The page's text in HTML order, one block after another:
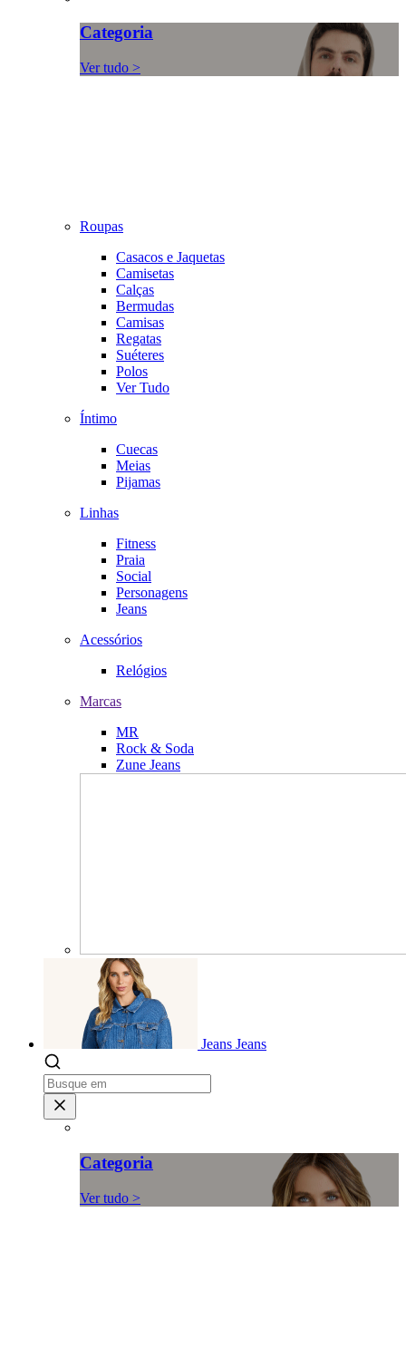
Categoria
Ver tudo >
Roupas
Casacos e Jaquetas
Camisetas
Calças
Bermudas
Camisas
Regatas
Suéteres
Polos
Ver Tudo
Íntimo
Cuecas
Meias
Pijamas
Linhas
Fitness
Praia
Social
Personagens
Jeans
Acessórios
Relógios
Marcas
MR
Rock & Soda
Zune Jeans
Jeans Jeans
Categoria
Ver tudo >